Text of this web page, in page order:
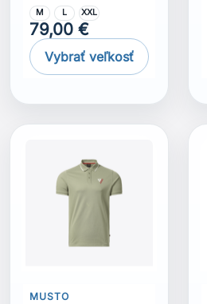
M L XXL
79,00 €
Vybrať veľkosť
MUSTO